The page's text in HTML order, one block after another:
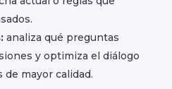
analiza qué preguntas
y optimiza el diálogo
de mayor calidad.